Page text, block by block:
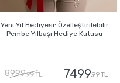
Yeni Yıl Hediyesi: Özelleştirilebilir
Pembe Yılbaşı Hediye Kutusu
8999,99 TL 7499,99 TL